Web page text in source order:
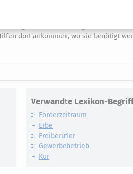
Maßnahmen ergreifen, um den
dort ankommen, wo sie benötigt
Verwandte Lexikon-
Förderzeitraum
Erbe
Freiberufler
Gewerbebetrieb
Kur